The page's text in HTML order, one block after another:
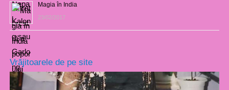
Magia în India
23/02/2017
Vrăjitoarele de pe site